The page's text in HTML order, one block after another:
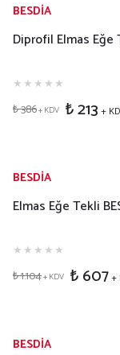
BESDİA
Diprofil Elmas Eğe
₺ 386+ KDV ₺ 213 +
BESDİA
Elmas Eğe Tekli
₺ 1.104+ KDV ₺ 607+
BESDİA